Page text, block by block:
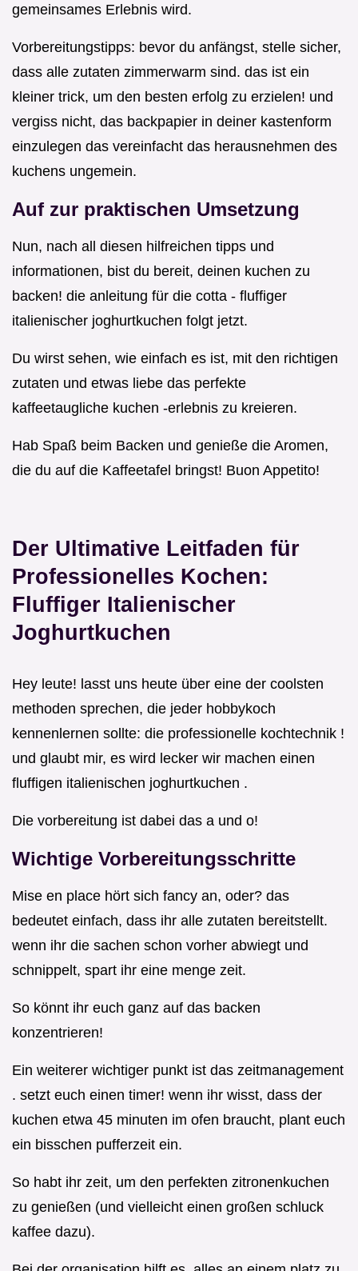
gemeinsames Erlebnis wird.
Vorbereitungstipps: bevor du anfängst, stelle sicher,
dass alle zutaten zimmerwarm sind. das ist ein
kleiner trick, um den besten erfolg zu erzielen! und
vergiss nicht, das backpapier in deiner kastenform
einzulegen das vereinfacht das herausnehmen des
kuchens ungemein.
Auf zur praktischen Umsetzung
Nun, nach all diesen hilfreichen tipps und
informationen, bist du bereit, deinen kuchen zu
backen! die anleitung für die cotta - fluffiger
italienischer joghurtkuchen folgt jetzt.
Du wirst sehen, wie einfach es ist, mit den richtigen
zutaten und etwas liebe das perfekte
kaffeetaugliche kuchen -erlebnis zu kreieren.
Hab Spaß beim Backen und genieße die Aromen,
die du auf die Kaffeetafel bringst! Buon Appetito!
Der Ultimative Leitfaden für
Professionelles Kochen:
Fluffiger Italienischer
Joghurtkuchen
Hey leute! lasst uns heute über eine der coolsten
methoden sprechen, die jeder hobbykoch
kennenlernen sollte: die professionelle kochtechnik !
und glaubt mir, es wird lecker wir machen einen
fluffigen italienischen joghurtkuchen .
Die vorbereitung ist dabei das a und o!
Wichtige Vorbereitungsschritte
Mise en place hört sich fancy an, oder? das
bedeutet einfach, dass ihr alle zutaten bereitstellt.
wenn ihr die sachen schon vorher abwiegt und
schnippelt, spart ihr eine menge zeit.
So könnt ihr euch ganz auf das backen
konzentrieren!
Ein weiterer wichtiger punkt ist das zeitmanagement
. setzt euch einen timer! wenn ihr wisst, dass der
kuchen etwa 45 minuten im ofen braucht, plant euch
ein bisschen pufferzeit ein.
So habt ihr zeit, um den perfekten zitronenkuchen
zu genießen (und vielleicht einen großen schluck
kaffee dazu).